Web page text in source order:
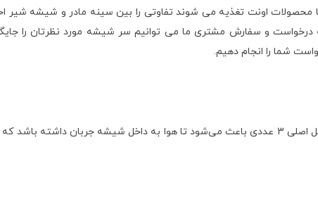
اونت تغذیه می شوند تفاوتی را بین سینه مادر و شیشه شیر
بصورت اورجينال شماره 3 می باشد، اما به درخواست و سفارش مشتری ما می توانیم سر
شما را انجام دهیم.
دریچه ضد کولیک قرار داده شده روی شیشه شیر فیلیپس اونت 260 میل اصلی 3 عددی باعث می‌شود تا